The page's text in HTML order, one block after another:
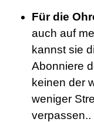
Für die
auch auf
kannst sie
Abonniere
keinen der
weniger
verpassen..